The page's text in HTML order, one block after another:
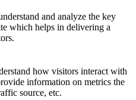
and analyze the key
which helps in delivering a
how visitors interact with
information on metrics the
source, etc.